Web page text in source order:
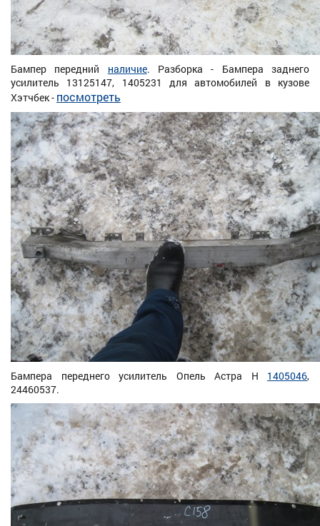
Бампер передний наличие. Разборка - Бампера заднего
усилитель 13125147, 1405231 для автомобилей в кузове
Хэтчбек - посмотреть
Бампера переднего усилитель Опель Астра H 1405046,
24460537.